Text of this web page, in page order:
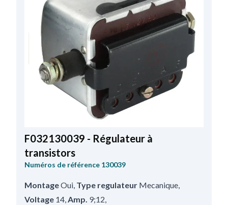
F032130039 - Régulateur à
transistors
Numéros de référence 130039
MontageOui, Type regulateur Mecanique,
Voltage 14,Amp. 9;12,